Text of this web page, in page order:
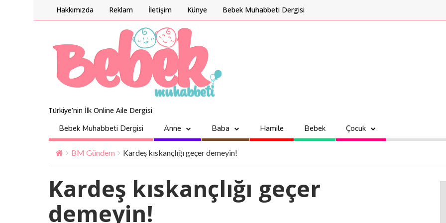
Hakkımızda Reklam İletişim Künye Bebek Muhabbeti Dergisi
Türkiye’nin İlk Online Aile Dergisi
Bebek Muhabbeti Dergisi Anne Baba Hamile Bebek Çocuk
BM Gündem Kardeş kıskançlığı geçer demeyin!
Kardeş kıskançlığı geçer
demeyin!